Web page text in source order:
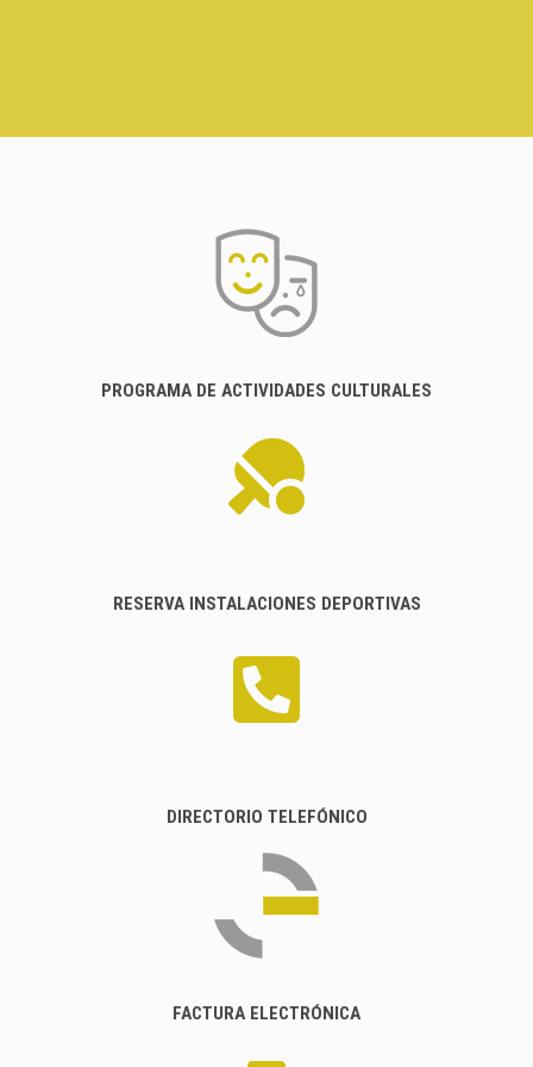
PROGRAMA DE ACTIVIDADES CULTURALES
RESERVA INSTALACIONES DEPORTIVAS
DIRECTORIO TELEFÓNICO
FACTURA ELECTRÓNICA